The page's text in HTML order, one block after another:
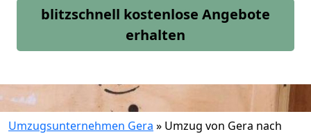
blitzschnell kostenlose Angebote
erhalten
Umzugsunternehmen Gera » Umzug von Gera nach